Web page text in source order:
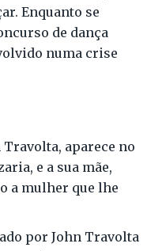
Enquanto se
de dança
numa crise
aparece no
e a sua mãe,
a mulher que lhe
por John Travolta